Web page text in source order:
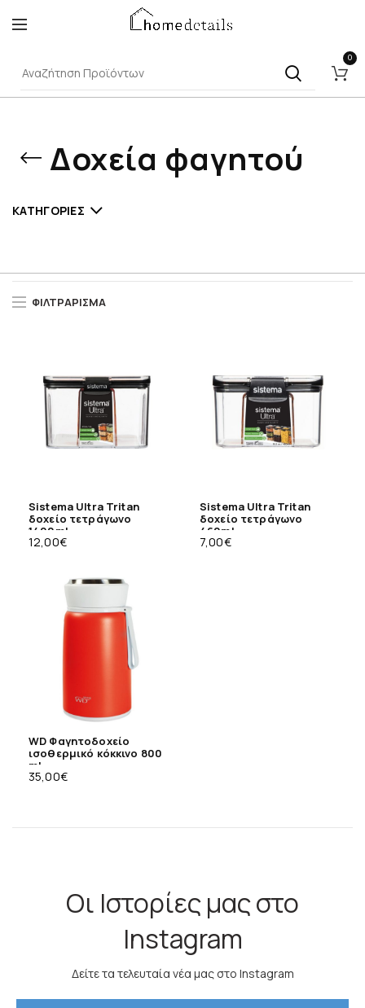
0
Δοχεία φαγητού
ΚΑΤΗΓΟΡΊΕΣ
ΦΙΛΤΡΆΡΙΣΜΑ
Sistema Ultra Tritan
δοχείο τετράγωνο
1400ml
12,00€
Sistema Ultra Tritan
δοχείο τετράγωνο
460ml
7,00€
WD Φαγητοδοχείο
ισοθερμικό κόκκινο 800
ml
35,00€
Οι Ιστορίες μας στο
Instagram
Δείτε τα τελευταία νέα μας στο Instagram